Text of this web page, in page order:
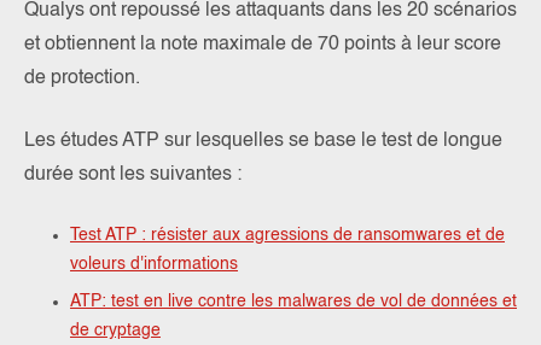
Qualys ont repoussé les attaquants dans les 20 scénarios
et obtiennent la note maximale de 70 points à leur score
de protection.
Les études ATP sur lesquelles se base le test de longue
durée sont les suivantes :
Test ATP : résister aux agressions de ransomwares et de
voleurs d'informations
ATP: test en live contre les malwares de vol de données et
de cryptage